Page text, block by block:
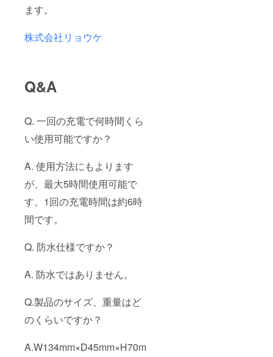
ます。
株式会社リョウケ
Q&A
Q. 一回の充電で何時間くら
い使用可能ですか？
A. 使用方法にもよります
が、最大5時間使用可能で
す。1回の充電時間は約6時
間です。
Q. 防水仕様ですか？
A. 防水ではありません。
Q.製品のサイズ、重量はど
のくらいですか？
A.W134mm×D45mm×H70m